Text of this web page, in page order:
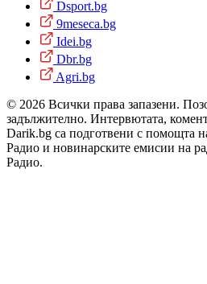
Dsport.bg
9meseca.bg
Idei.bg
Dbr.bg
Agri.bg
© 2026 Всички права запазени.
задължително. Интервютата,
Darik.bg са подготвени с помощта
Радио и новинарските емисии на
Радио.